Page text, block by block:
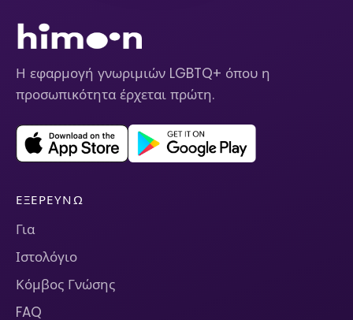
Η εφαρμογή γνωριμιών LGBTQ+ όπου η
προσωπικότητα έρχεται πρώτη.
ΕΞΕΡΕΥΝΏ
Για
Ιστολόγιο
Κόμβος Γνώσης
FAQ